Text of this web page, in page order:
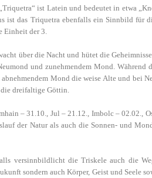
ist Latein und bedeutet in etwa
das Triquetra ebenfalls ein Sinnbild für
Einheit der 3.
über die Nacht und hütet die
und zunehmendem Mond. Während
Mond die weise Alte und bei
dreifaltige Göttin.
– 31.10., Jul – 21.12., Imbolc – 02.02.,
der Natur als auch die Sonnen- und
versinnbildlicht die Triskele auch die
sondern auch Körper, Geist und Seele